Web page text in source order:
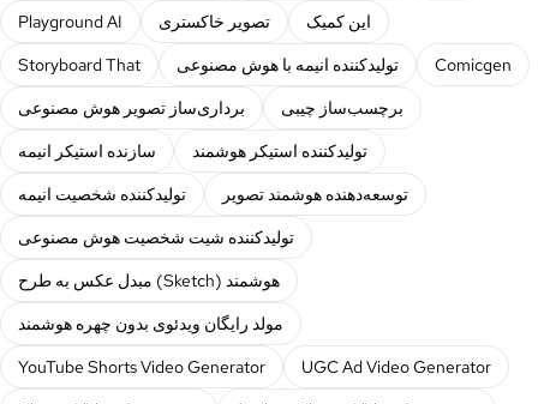
Playground AI
تصویر خاکستری
این کمیک
Storyboard That
تولیدکننده انیمه با هوش مصنوعی
Comicgen
برداری‌ساز تصویر هوش مصنوعی
برچسب‌ساز چیبی
سازنده استیکر انیمه
تولیدکننده استیکر هوشمند
تولیدکننده شخصیت انیمه
توسعه‌دهنده هوشمند تصویر
تولیدکننده شیت شخصیت هوش مصنوعی
مبدل عکس به طرح (Sketch) هوشمند
مولد رایگان ویدئوی بدون چهره هوشمند
YouTube Shorts Video Generator
UGC Ad Video Generator